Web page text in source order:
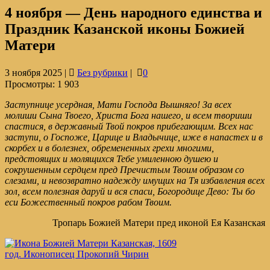
4 ноября — День народного единства и
Праздник Казанской иконы Божией
Матери
3 ноября 2025 | Без рубрики |
0
Просмотры: 1 903
Заступнице усердная, Мати Господа Вышняго! За всех
молиши Сына Твоего, Христа Бога нашего, и всем твориши
спастися, в державный Твой покров прибегающим. Всех нас
заступи, о Госпоже, Царице и Владычице, иже в напастех и в
скорбех и в болезнех, обремененных грехи многими,
предстоящих и молящихся Тебе умиленною душею и
сокрушенным сердцем пред Пречистым Твоим образом со
слезами, и невозвратно надежду имущих на Тя избавления всех
зол, всем полезная даруй и вся спаси, Богородице Дево: Ты бо
еси Божественный покров рабом Твоим.
Тропарь Божией Матери пред иконой Ея Казанская